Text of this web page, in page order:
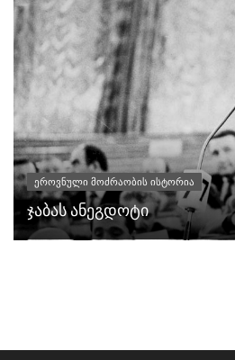
ეროვნული მოძრაობის ისტორია
ჯაბას ანეგდოტი